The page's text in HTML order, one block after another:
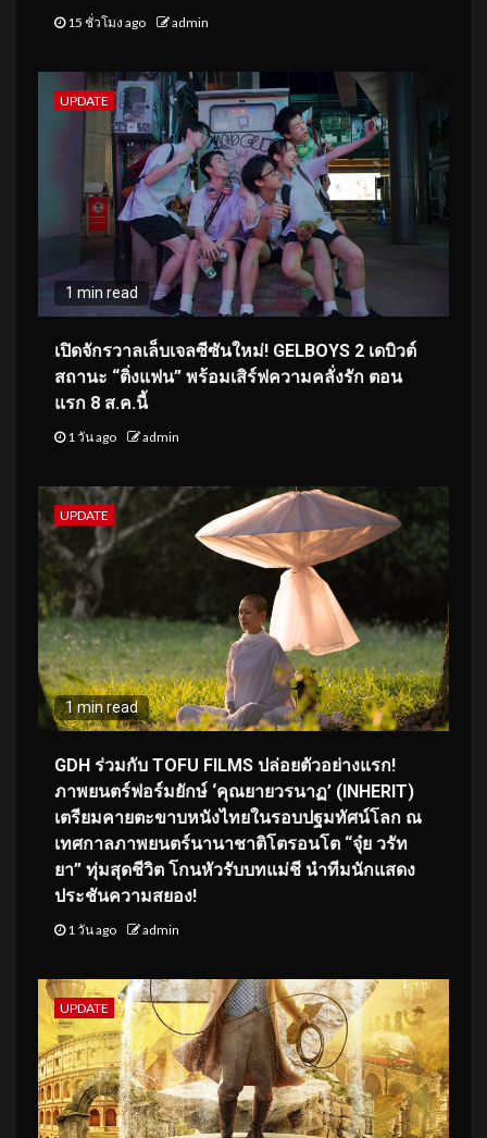
15 ชั่วโมง ago admin
UPDATE
1 min read
เปิดจักรวาลเล็บเจลซีซันใหม่! GELBOYS 2 เดบิวต์
สถานะ “ติ่งแฟน” พร้อมเสิร์ฟความคลั่งรัก ตอน
แรก 8 ส.ค.นี้
1 วัน ago admin
UPDATE
1 min read
GDH ร่วมกับ TOFU FILMS ปล่อยตัวอย่างแรก!
ภาพยนตร์ฟอร์มยักษ์ ‘คุณยายวรนาฏ’ (INHERIT)
เตรียมคายตะขาบหนังไทยในรอบปฐมทัศน์โลก ณ
เทศกาลภาพยนตร์นานาชาติโตรอนโต “จุ๋ย วรัท
ยา” ทุ่มสุดชีวิต โกนหัวรับบทแม่ชี นำทีมนักแสดง
ประชันความสยอง!
1 วัน ago admin
UPDATE